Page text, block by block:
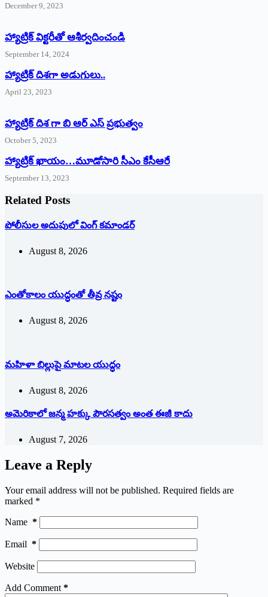
December 9, 2023
హ్యాట్రిక్‌ ‌విక్టరీతో ఆశీర్వదించండి
September 14, 2024
‌హ్యాట్రిక్‌ ‌దిశగా అడుగులు..
April 23, 2023
హ్యాట్రిక్ దిశ గా బి ఆర్ ఎస్ ప్రభుత్వం
October 5, 2023
హ్యాట్రిక్‌ ‌ఖాయం…మూడోసారి సీఎం కేసీఆరే
September 13, 2023
Related Posts
పోలీసుల అదుపులో వింగ్‌ ‌కమాండర్‌
August 8, 2026
ఎంతోకాలం యుద్ధంతో తీవ్ర నష్టం
August 8, 2026
మహిళా బిల్లుపై మాటల యుద్ధం
August 8, 2026
అమెరికాలో జన్మ హక్కు పౌరసత్వం అంత ఈజీ కాదు
August 7, 2026
Leave a Reply
Your email address will not be published. Required fields are
marked *
Name *
Email *
Website
Add Comment *